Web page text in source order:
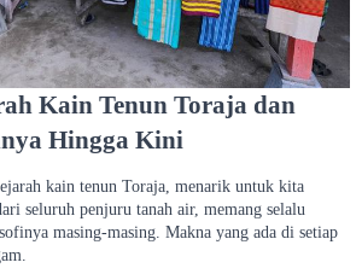
Kain Tenun Toraja dan
Hingga Kini
kain tenun Toraja, menarik untuk kita
seluruh penjuru tanah air, memang selalu
masing-masing. Makna yang ada di setiap